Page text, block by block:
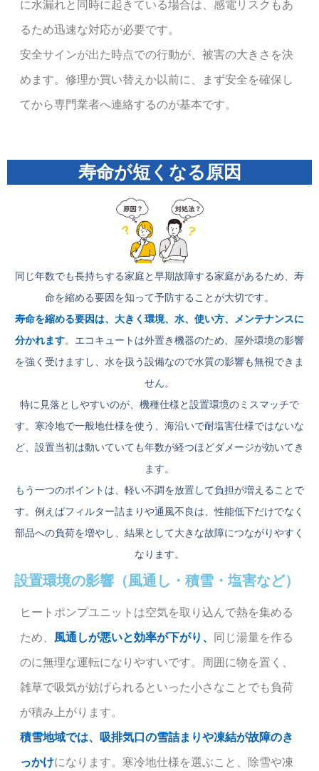
に水漏れと同時に起きている場合は、感電リスクもあ
るため迅速な対応が必要です。
安全サインが出た時点での行動が、被害の大きさを決
めます。修理か買い替えか以前に、まず安全を確保し
てから専門業者へ連絡するのが基本です。
寿命が短くなる原因
同じ年数でも長持ちする家庭と早期故障する家庭があるため、寿
命を縮める要因を知って予防することが大切です。
寿命を縮める要因は、大きく環境、水、使い方、メンテナンスに
分かれます。エコキュートは外置き機器のため、屋外環境の影響
を強く受けますし、水を扱う設備なので水質の影響も無視できま
せん。
特に見落としやすいのが、機種仕様と設置環境のミスマッチで
す。寒冷地で一般地仕様を使う、海沿いで耐塩害仕様ではないな
ど、設置当初は動いていても年数が経つほどダメージが効いてき
ます。
もう一つのポイントは、軽い不調を放置して負担が増えることで
す。例えばフィルター詰まりや通風不良は、性能低下だけでなく
部品への負荷を増やし、結果として大きな故障につながりやすく
なります。
設置環境の影響（風通し・積雪・塩害など）
ヒートポンプユニットは空気を取り込んで熱を集める
ため、風通しが悪いと効率が下がり、 同じ湯量を作る
のに無理な運転になりやすいです。周囲に物を置く、
雑草で吸気が妨げられるといった小さなことでも負荷
が積み上がります。
積雪地域では、吸排気口の雪詰まりや凍結が故障のき
っかけになります。寒冷地仕様を選ぶこと、除雪や凍